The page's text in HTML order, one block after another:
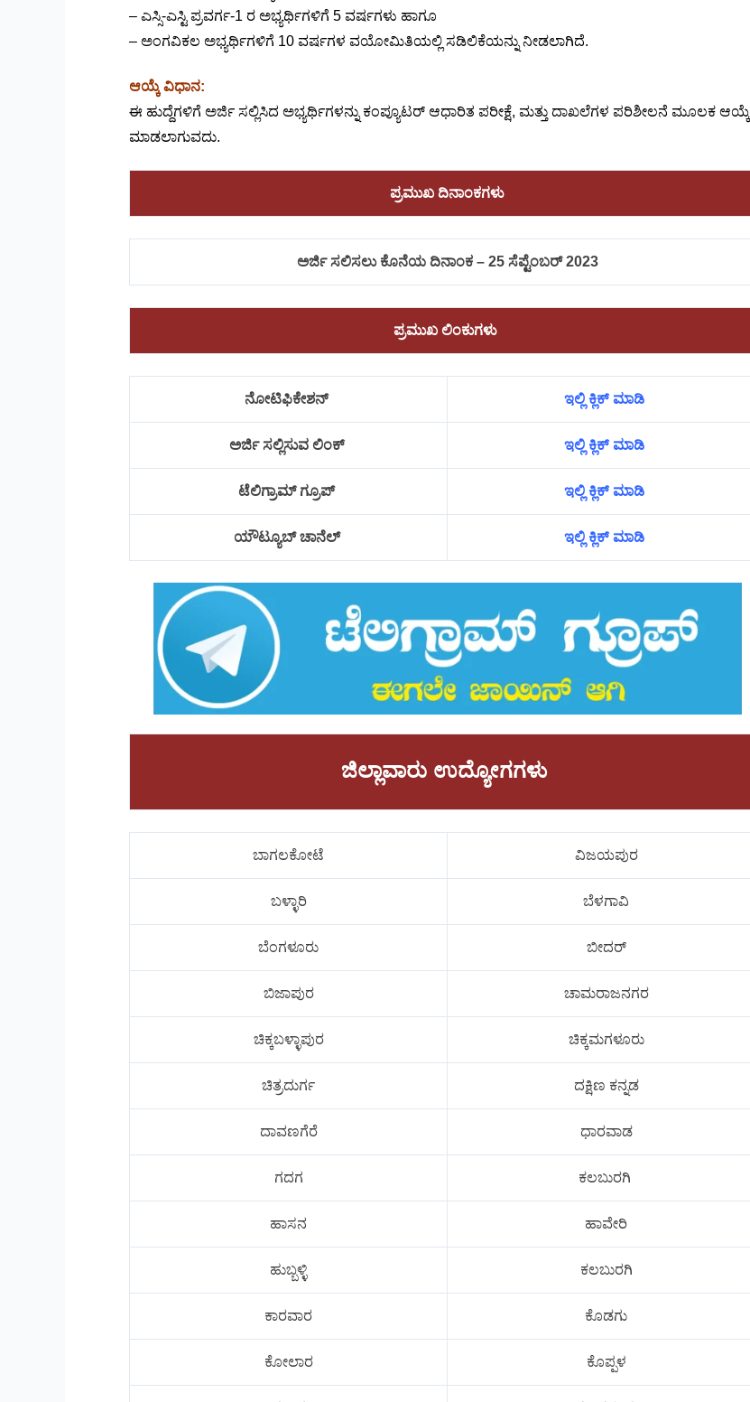
– ಎಸ್ಸಿ-ಎಸ್ಟಿ ಪ್ರವರ್ಗ-1 ರ ಅಭ್ಯರ್ಥಿಗಳಿಗೆ 5 ವರ್ಷಗಳು ಹಾಗೂ
– ಅಂಗವಿಕಲ ಅಭ್ಯರ್ಥಿಗಳಿಗೆ 10 ವರ್ಷಗಳ ವಯೋಮಿತಿಯಲ್ಲಿ ಸಡಿಲಿಕೆಯನ್ನು ನೀಡಲಾಗಿದೆ.
ಆಯ್ಕೆ ವಿಧಾನ:
ಈ ಹುದ್ದೆಗಳಿಗೆ ಅರ್ಜಿ ಸಲ್ಲಿಸಿದ ಅಭ್ಯರ್ಥಿಗಳನ್ನು ಕಂಪ್ಯೂಟರ್ ಆಧಾರಿತ ಪರೀಕ್ಷೆ, ಮತ್ತು ದಾಖಲೆಗಳ ಪರಿಶೀಲನೆ ಮೂಲಕ ಆಯ್ಕೆ
ಮಾಡಲಾಗುವದು.
ಪ್ರಮುಖ ದಿನಾಂಕಗಳು
ಅರ್ಜಿ ಸಲಿಸಲು ಕೊನೆಯ ದಿನಾಂಕ – 25 ಸೆಪ್ಟೆಂಬರ್ 2023
ಪ್ರಮುಖ ಲಿಂಕುಗಳು
ನೋಟಿಫಿಕೇಶನ್ ಇಲ್ಲಿ ಕ್ಲಿಕ್ ಮಾಡಿ
ಅರ್ಜಿ ಸಲ್ಲಿಸುವ ಲಿಂಕ್ ಇಲ್ಲಿ ಕ್ಲಿಕ್ ಮಾಡಿ
ಟೆಲಿಗ್ರಾಮ್ ಗ್ರೂಪ್ ಇಲ್ಲಿ ಕ್ಲಿಕ್ ಮಾಡಿ
ಯೌಟ್ಯೂಬ್ ಚಾನೆಲ್ ಇಲ್ಲಿ ಕ್ಲಿಕ್ ಮಾಡಿ
ಜಿಲ್ಲಾವಾರು ಉದ್ಯೋಗಗಳು
ಬಾಗಲಕೋಟೆ ವಿಜಯಪುರ
ಬಳ್ಳಾರಿ ಬೆಳಗಾವಿ
ಬೆಂಗಳೂರು ಬೀದರ್
ಬಿಜಾಪುರ ಚಾಮರಾಜನಗರ
ಚಿಕ್ಕಬಳ್ಳಾಪುರ ಚಿಕ್ಕಮಗಳೂರು
ಚಿತ್ರದುರ್ಗ ದಕ್ಷಿಣ ಕನ್ನಡ
ದಾವಣಗೆರೆ ಧಾರವಾಡ
ಗದಗ ಕಲಬುರಗಿ
ಹಾಸನ ಹಾವೇರಿ
ಹುಬ್ಬಳ್ಳಿ ಕಲಬುರಗಿ
ಕಾರವಾರ ಕೊಡಗು
ಕೋಲಾರ ಕೊಪ್ಪಳ